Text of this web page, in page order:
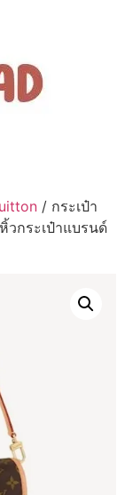
/ กระเป๋า
กระเป๋าแบรนด์